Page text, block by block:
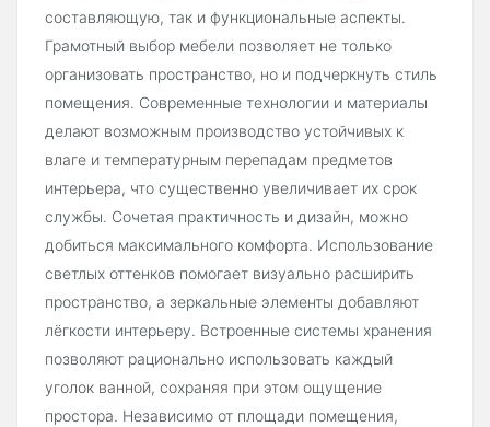
составляющую, так и функциональные аспекты.
Грамотный выбор мебели позволяет не только
организовать пространство, но и подчеркнуть стиль
помещения. Современные технологии и материалы
делают возможным производство устойчивых к
влаге и температурным перепадам предметов
интерьера, что существенно увеличивает их срок
службы. Сочетая практичность и дизайн, можно
добиться максимального комфорта. Использование
светлых оттенков помогает визуально расширить
пространство, а зеркальные элементы добавляют
лёгкости интерьеру. Встроенные системы хранения
позволяют рационально использовать каждый
уголок ванной, сохраняя при этом ощущение
простора. Независимо от площади помещения,